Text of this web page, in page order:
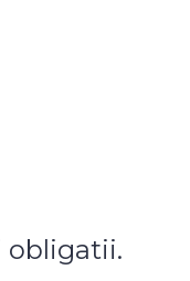
obligatii.